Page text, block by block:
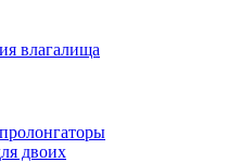
влагалища
двоих